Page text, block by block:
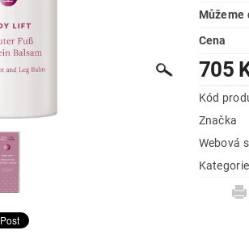
Můžeme
Cena
705
Kód
Značka
Webová
Kategorie